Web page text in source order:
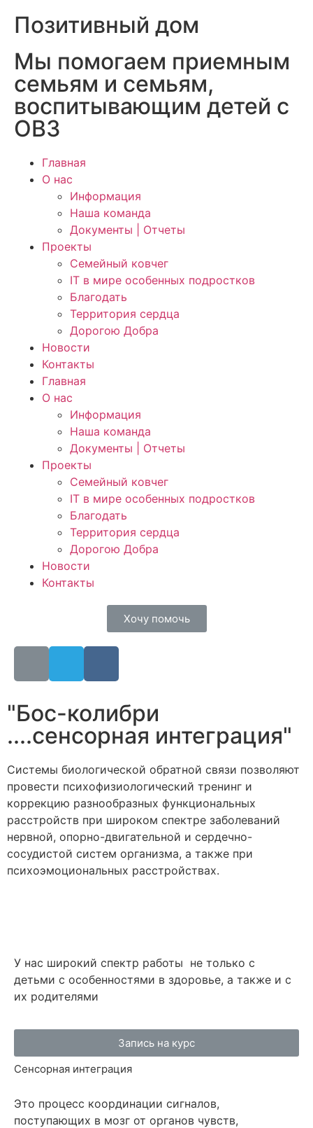
Позитивный дом
Мы помогаем приемным
семьям и семьям,
воспитывающим детей с
ОВЗ
Главная
О нас
Информация
Наша команда
Документы | Отчеты
Проекты
Семейный ковчег
IT в мире особенных подростков
Благодать
Территория сердца
Дорогою Добра
Новости
Контакты
Главная
О нас
Информация
Наша команда
Документы | Отчеты
Проекты
Семейный ковчег
IT в мире особенных подростков
Благодать
Территория сердца
Дорогою Добра
Новости
Контакты
Хочу помочь
"Бос-колибри
....сенсорная интеграция"
Системы биологической обратной связи позволяют
провести психофизиологический тренинг и
коррекцию разнообразных функциональных
расстройств при широком спектре заболеваний
нервной, опорно-двигательной и сердечно-
сосудистой систем организма, а также при
психоэмоциональных расстройствах.
У нас широкий спектр работы не только с
детьми с особенностями в здоровье, а также и с
их родителями
Запись на курс
Сенсорная интеграция
Это процесс координации сигналов,
поступающих в мозг от органов чувств,